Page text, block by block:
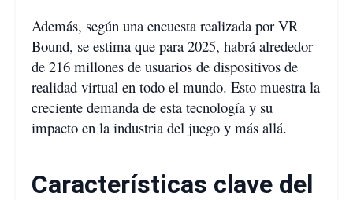
Además, según una encuesta realizada por VR
Bound, se estima que para 2025, habrá alrededor
de 216 millones de usuarios de dispositivos de
realidad virtual en todo el mundo. Esto muestra la
creciente demanda de esta tecnología y su
impacto en la industria del juego y más allá.
Características clave del